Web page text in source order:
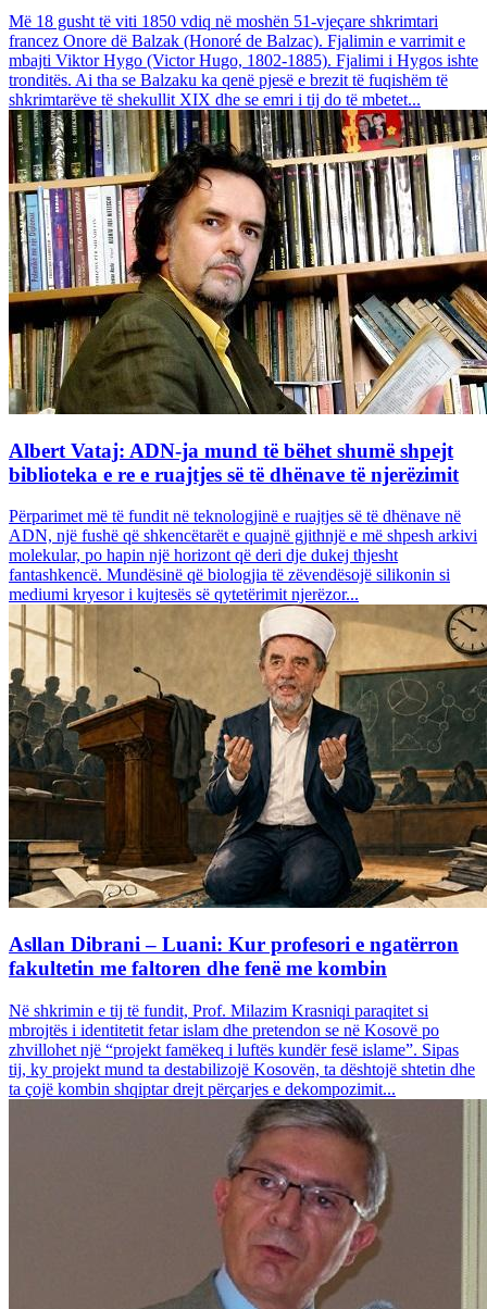
Më 18 gusht të viti 1850 vdiq në moshën 51-vjeçare shkrimtari
francez Onore dë Balzak (Honoré de Balzac). Fjalimin e varrimit e
mbajti Viktor Hygo (Victor Hugo, 1802-1885). Fjalimi i Hygos ishte
tronditës. Ai tha se Balzaku ka qenë pjesë e brezit të fuqishëm të
shkrimtarëve të shekullit XIX dhe se emri i tij do të mbetet...
Albert Vataj: ADN-ja mund të bëhet shumë shpejt
biblioteka e re e ruajtjes së të dhënave të njerëzimit
Përparimet më të fundit në teknologjinë e ruajtjes së të dhënave në
ADN, një fushë që shkencëtarët e quajnë gjithnjë e më shpesh arkivi
molekular, po hapin një horizont që deri dje dukej thjesht
fantashkencë. Mundësinë që biologjia të zëvendësojë silikonin si
mediumi kryesor i kujtesës së qytetërimit njerëzor...
Asllan Dibrani – Luani: Kur profesori e ngatërron
fakultetin me faltoren dhe fenë me kombin
Në shkrimin e tij të fundit, Prof. Milazim Krasniqi paraqitet si
mbrojtës i identitetit fetar islam dhe pretendon se në Kosovë po
zhvillohet një “projekt famëkeq i luftës kundër fesë islame”. Sipas
tij, ky projekt mund ta destabilizojë Kosovën, ta dështojë shtetin dhe
ta çojë kombin shqiptar drejt përçarjes e dekompozimit...